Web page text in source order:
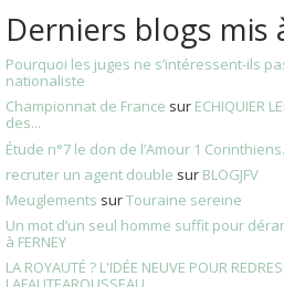
Derniers blogs mis
Pourquoi les juges ne s’intéressent-ils
nationaliste
Championnat de France sur ECHIQUIER
des...
Étude n°7 le don de l’Amour 1
recruter un agent double sur BLOGJFV
Meuglements surTouraine sereine
Un mot d’un seul homme suffit pour
à FERNEY
LA ROYAUTÉ ? L'IDÉE NEUVE POUR